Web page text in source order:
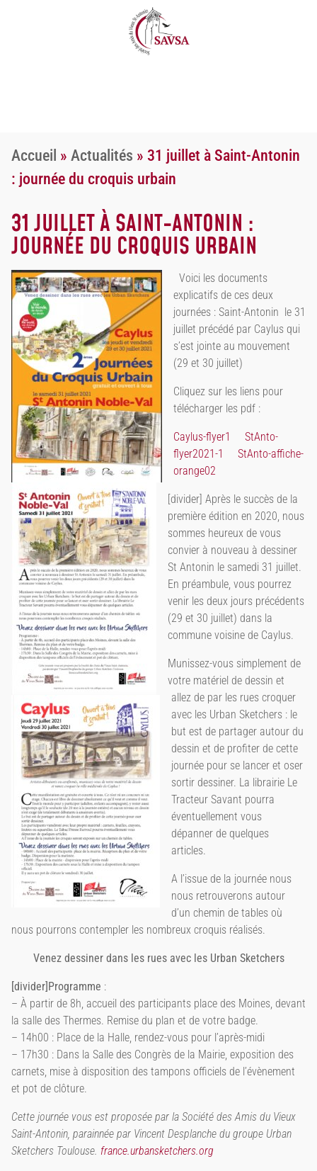
Accueil » Actualités » 31 juillet à Saint-Antonin
: journée du croquis urbain
31 JUILLET À SAINT-ANTONIN :
JOURNÉE DU CROQUIS URBAIN
Voici les documents
explicatifs de ces deux
journées : Saint-Antonin le 31
juillet précédé par Caylus qui
s’est jointe au mouvement
(29 et 30 juillet)
Cliquez sur les liens pour
télécharger les pdf :
Caylus-flyer1
StAnto-
flyer2021-1
StAnto-affiche-
orange02
[divider] Après le succès de la
première édition en 2020, nous
sommes heureux de vous
convier à nouveau à dessiner
St Antonin le samedi 31 juillet.
En préambule, vous pourrez
venir les deux jours précédents
(29 et 30 juillet) dans la
commune voisine de Caylus.
Munissez-vous simplement de
votre matériel de dessin et
allez de par les rues croquer
avec les Urban Sketchers : le
but est de partager autour du
dessin et de profiter de cette
journée pour se lancer et oser
sortir dessiner. La librairie Le
Tracteur Savant pourra
éventuellement vous
dépanner de quelques
articles.
A l’issue de la journée nous
nous retrouverons autour
d’un chemin de tables où
nous pourrons contempler les nombreux croquis réalisés.
Venez dessiner dans les rues avec les Urban Sketchers
[divider]Programme :
– À partir de 8h, accueil des participants place des Moines, devant
la salle des Thermes. Remise du plan et de votre badge.
– 14h00 : Place de la Halle, rendez-vous pour l’après-midi
– 17h30 : Dans la Salle des Congrès de la Mairie, exposition des
carnets, mise à disposition des tampons officiels de l’évènement
et pot de clôture.
Cette journée vous est proposée par la Société des Amis du Vieux
Saint-Antonin, parainnée par Vincent Desplanche du groupe Urban
Sketchers Toulouse. france.urbansketchers.org